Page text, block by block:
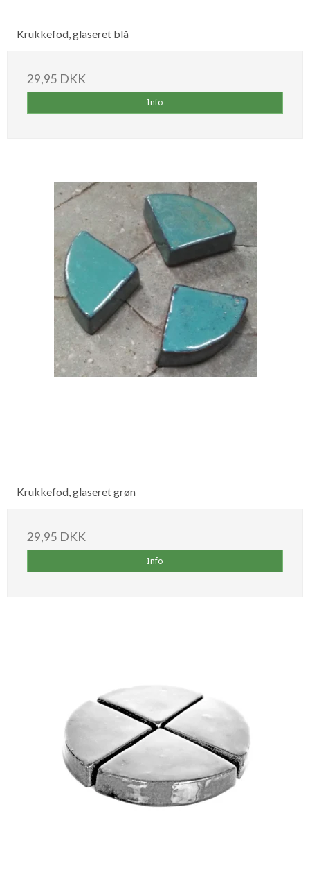
Krukkefod, glaseret blå
29,95 DKK
Info
Krukkefod, glaseret grøn
29,95 DKK
Info